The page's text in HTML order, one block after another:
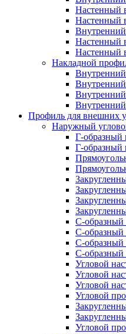
Настенный
Настенный
Настенный
Настенный
Накладной
Внутренний
Профиль для внешних
Наружный
Г-образный
Г-образный
С-
С-образный
С-образный
С-образный
Угловой
Угловой
Угловой
Угловой
Угловой